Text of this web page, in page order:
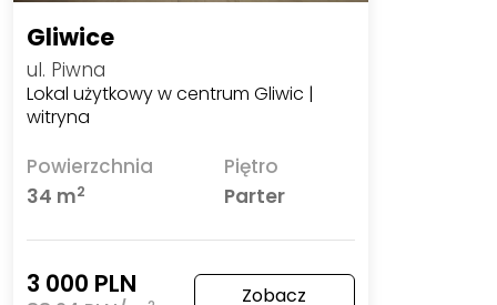
Gliwice
ul. Piwna
Lokal użytkowy w centrum Gliwic |
witryna
Powierzchnia
34 m2
Piętro
Parter
3 000 PLN Zobacz